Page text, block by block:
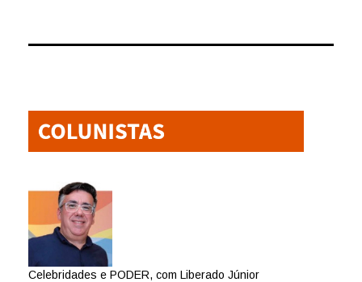
Celebridades e PODER, com Liberado Júnior